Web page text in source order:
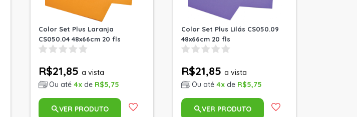
Color Set Plus Laranja
CS050.04 48x66cm 20 fls
R$21,85 a vista
Ou até 4x de R$5,75
VER PRODUTO
Color Set Plus Lilás CS050.09
48x66cm 20 fls
R$21,85 a vista
Ou até 4x de R$5,75
VER PRODUTO